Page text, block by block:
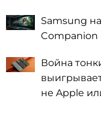
Samsung
Companion
Война
не Apple